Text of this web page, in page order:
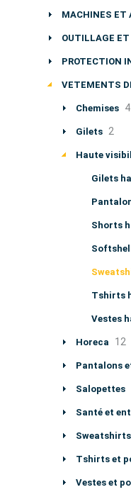
MACHINES ET
OUTILLAGE ET
PROTECTION
VETEMENTS
Chemises 4
Gilets 2
Haute
Gilets
Shorts
Tshirts
Vestes
Horeca 12
Pantalons
Salopettes
Santé et
Sweatshirts
Tshirts et
Vestes et